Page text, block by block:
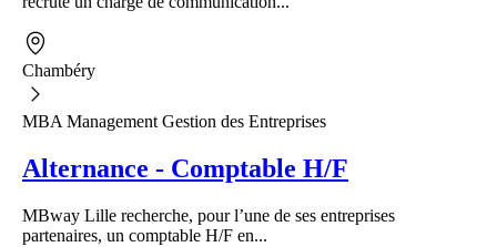
Chambéry
MBA Management Gestion des Entreprises
Alternance - Comptable H/F
MBway Lille recherche, pour l’une de ses entreprises
partenaires, un comptable H/F en...